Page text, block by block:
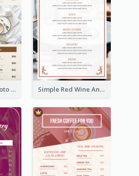
Brown Coffee Photo Grid Coffee Shop Menu Simple Red Wine And Dine Hotel Restaurant Menu